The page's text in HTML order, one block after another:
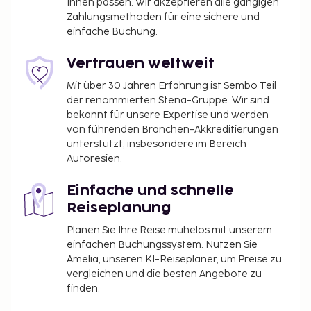
geöffnet). Du kannst aber auch den schönen
Ausblick von folgenden Punkten genießen: Terrasse
kostenloses WLAN und ein Spielzimmer/Arcade-
Spiele. Nutz den Zimmerservice dieses B&Bs. Gegen
Gebühr wird täglich von 08:00 Uhr bis 09:30 Uhr ein
nach Wunsch zubereitetes Frühstück angeboten.
Du wirst gebeten, die folgenden Gebühren direkt in
der Unterkunft zu zahlen. Gebühren beinhalten
Kaution: 250 EUR pro Unterkunft/pro Aufenthalt
Die Stadt erhebt eine Übernachtungssteuer
bzw. Tourismusabgabe. Die Abgabe ist
saisonabhängig und wird möglicherweise nicht
das ganze Jahr über erhoben. Befreiungen von
dieser Abgabe sind möglich. Weitere
Ihnen passen. Wir akzeptieren alle gängigen
Zahlungsmethoden für eine sichere und
einfache Buchung.
Vertrauen weltweit
Mit über 30 Jahren Erfahrung ist Sembo Teil
der renommierten Stena-Gruppe. Wir sind
bekannt für unsere Expertise und werden
von führenden Branchen-Akkreditierungen
unterstützt, insbesondere im Bereich
Autoresien.
Einfache und schnelle
Reiseplanung
Planen Sie Ihre Reise mühelos mit unserem
einfachen Buchungssystem. Nutzen Sie
Amelia, unseren KI-Reiseplaner, um Preise zu
vergleichen und die besten Angebote zu
finden.